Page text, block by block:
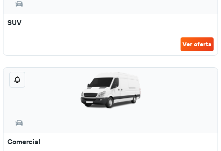
SUV
Ver oferta
Comercial